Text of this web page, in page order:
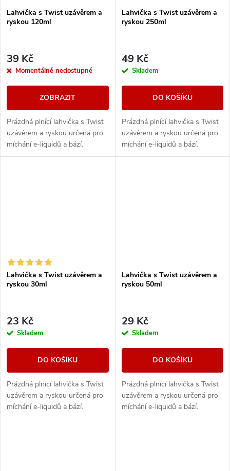
Lahvička s Twist uzávěrem a
ryskou 120ml
39 Kč
Momentálně nedostupné
ZOBRAZIT
Prázdná plnící lahvička s Twist
uzávěrem a ryskou určená pro
míchání e-liquidů a bází.
Praktická prázdná lahvička s
Lahvička s Twist uzávěrem a
ryskou 250ml
49 Kč
Skladem
DO KOŠÍKU
Prázdná plnící lahvička s Twist
uzávěrem a ryskou určená pro
míchání e-liquidů a bází.
Praktická prázdná lahvička s
Lahvička s Twist uzávěrem a
ryskou 30ml
23 Kč
Skladem
DO KOŠÍKU
Prázdná plnící lahvička s Twist
uzávěrem a ryskou určená pro
míchání e-liquidů a bází.
Praktická prázdná lahvička s
Lahvička s Twist uzávěrem a
ryskou 50ml
29 Kč
Skladem
DO KOŠÍKU
Prázdná plnící lahvička s Twist
uzávěrem a ryskou určená pro
míchání e-liquidů a bází.
Praktická prázdná lahvička s